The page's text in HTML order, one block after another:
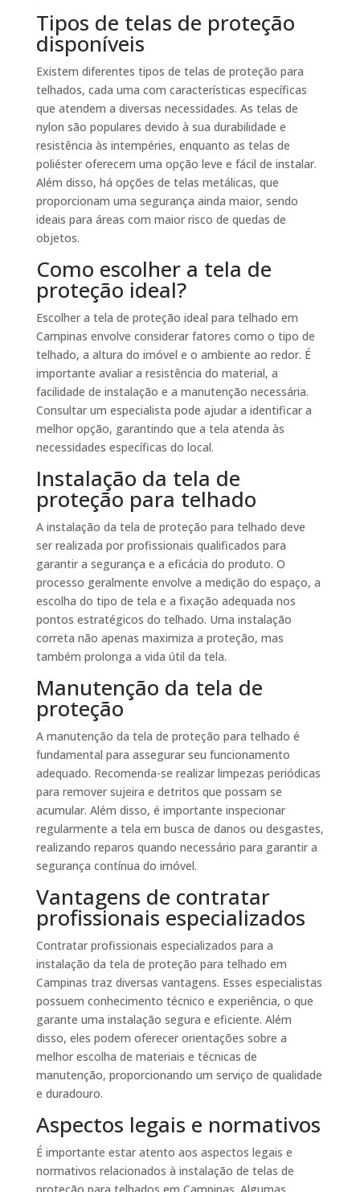
Tipos de telas de proteção
disponíveis
Existem diferentes tipos de telas de proteção para
telhados, cada uma com características específicas
que atendem a diversas necessidades. As telas de
nylon são populares devido à sua durabilidade e
resistência às intempéries, enquanto as telas de
poliéster oferecem uma opção leve e fácil de instalar.
Além disso, há opções de telas metálicas, que
proporcionam uma segurança ainda maior, sendo
ideais para áreas com maior risco de quedas de
objetos.
Como escolher a tela de
proteção ideal?
Escolher a tela de proteção ideal para telhado em
Campinas envolve considerar fatores como o tipo de
telhado, a altura do imóvel e o ambiente ao redor. É
importante avaliar a resistência do material, a
facilidade de instalação e a manutenção necessária.
Consultar um especialista pode ajudar a identificar a
melhor opção, garantindo que a tela atenda às
necessidades específicas do local.
Instalação da tela de
proteção para telhado
A instalação da tela de proteção para telhado deve
ser realizada por profissionais qualificados para
garantir a segurança e a eficácia do produto. O
processo geralmente envolve a medição do espaço, a
escolha do tipo de tela e a fixação adequada nos
pontos estratégicos do telhado. Uma instalação
correta não apenas maximiza a proteção, mas
também prolonga a vida útil da tela.
Manutenção da tela de
proteção
A manutenção da tela de proteção para telhado é
fundamental para assegurar seu funcionamento
adequado. Recomenda-se realizar limpezas periódicas
para remover sujeira e detritos que possam se
acumular. Além disso, é importante inspecionar
regularmente a tela em busca de danos ou desgastes,
realizando reparos quando necessário para garantir a
segurança contínua do imóvel.
Vantagens de contratar
profissionais especializados
Contratar profissionais especializados para a
instalação da tela de proteção para telhado em
Campinas traz diversas vantagens. Esses especialistas
possuem conhecimento técnico e experiência, o que
garante uma instalação segura e eficiente. Além
disso, eles podem oferecer orientações sobre a
melhor escolha de materiais e técnicas de
manutenção, proporcionando um serviço de qualidade
e duradouro.
Aspectos legais e normativos
É importante estar atento aos aspectos legais e
normativos relacionados à instalação de telas de
proteção para telhados em Campinas. Algumas